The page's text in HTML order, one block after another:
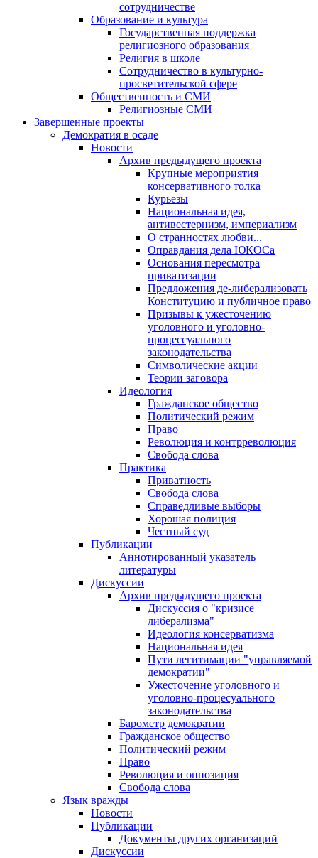
сотрудничестве
Образование и культура
Государственная поддержка
религиозного образования
Религия в школе
Сотрудничество в культурно-
просветительской сфере
Общественность и СМИ
Религиозные СМИ
Завершенные проекты
Демократия в осаде
Новости
Архив предыдущего проекта
Крупные мероприятия
консервативного толка
Курьезы
Национальная идея,
антивестернизм, империализм
О странностях любви...
Оправдания дела ЮКОСа
Основания пересмотра
приватизации
Предложения де-либерализовать
Конституцию и публичное право
Призывы к ужесточению
уголовного и уголовно-
процессуального
законодательства
Символические акции
Теории заговора
Идеология
Гражданское общество
Политический режим
Право
Революция и контрреволюция
Свобода слова
Практика
Приватность
Свобода слова
Справедливые выборы
Хорошая полиция
Честный суд
Публикации
Аннотированный указатель
литературы
Дискуссии
Архив предыдущего проекта
Дискуссия о "кризисе
либерализма"
Идеология консерватизма
Национальная идея
Пути легитимации "управляемой
демократии"
Ужесточение уголовного и
уголовно-процесуального
законодательства
Барометр демократии
Гражданское общество
Политический режим
Право
Революция и оппозиция
Свобода слова
Язык вражды
Новости
Публикации
Документы других организаций
Дискуссии